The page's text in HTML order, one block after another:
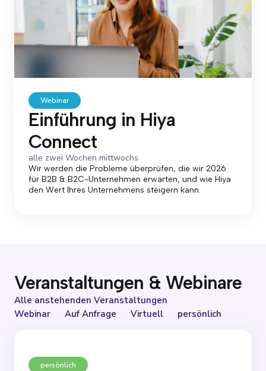
Webinar
Einführung in Hiya
Connect
alle zwei Wochen mittwochs
Wir werden die Probleme überprüfen, die wir 2026
für B2B & B2C-Unternehmen erwarten, und wie Hiya
den Wert Ihres Unternehmens steigern kann.
Veranstaltungen & Webinare
Alle anstehenden Veranstaltungen
Webinar
Auf Anfrage Virtuell persönlich
persönlich